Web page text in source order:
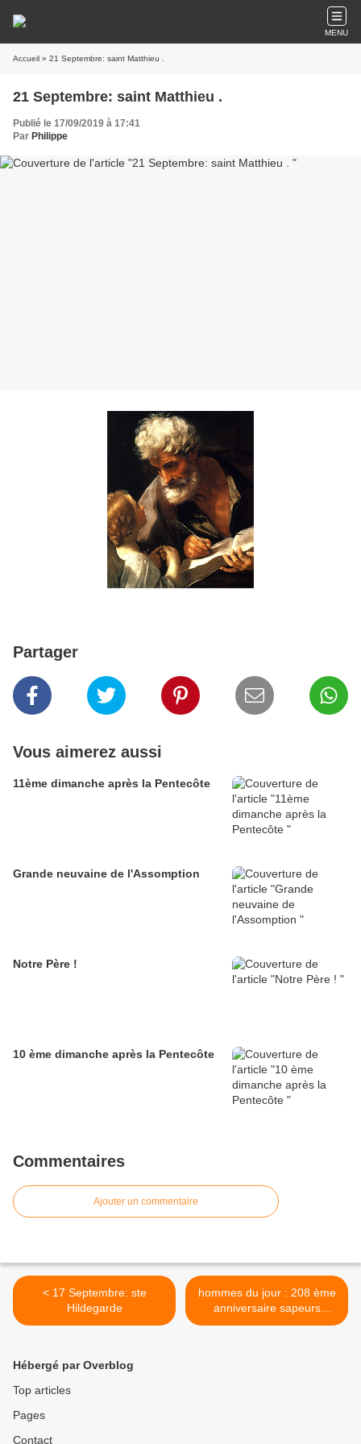
MENU
Accueil » 21 Septembre: saint Matthieu .
21 Septembre: saint Matthieu .
Publié le 17/09/2019 à 17:41
Par Philippe
Partager
Vous aimerez aussi
11ème dimanche après la Pentecôte
Grande neuvaine de l'Assomption
Notre Père !
10 ème dimanche après la Pentecôte
Commentaires
Ajouter un commentaire
< 17 Septembre: ste
Hildegarde
hommes du jour : 208 ème
anniversaire sapeurs
pompiers de Paris. «
Hébergé par Overblog
Top articles
Pages
Contact